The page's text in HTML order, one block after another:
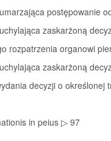
postępowanie
zaskarżoną
rozpatrzenia organowi
zaskarżoną
decyzji o określonej
in peius ▷ 97